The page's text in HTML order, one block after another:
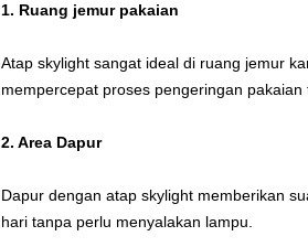
1. Ruang jemur pakaian
Atap skylight sangat ideal di ruang jemur
mempercepat proses pengeringan
2. Area Dapur
Dapur dengan atap skylight memberikan
hari tanpa perlu menyalakan lampu.